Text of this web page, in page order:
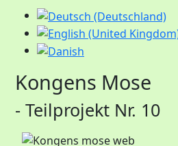
Kongens Mose
- Teilprojekt Nr. 10